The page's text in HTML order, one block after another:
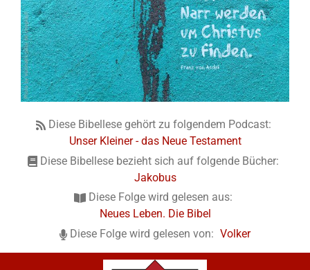
Diese Bibellese gehört zu folgendem Podcast:
Unser Kleiner - das Neue Testament
Diese Bibellese bezieht sich auf folgende Bücher:
Jakobus
Diese Folge wird gelesen aus:
Neues Leben. Die Bibel
Diese Folge wird gelesen von: Volker